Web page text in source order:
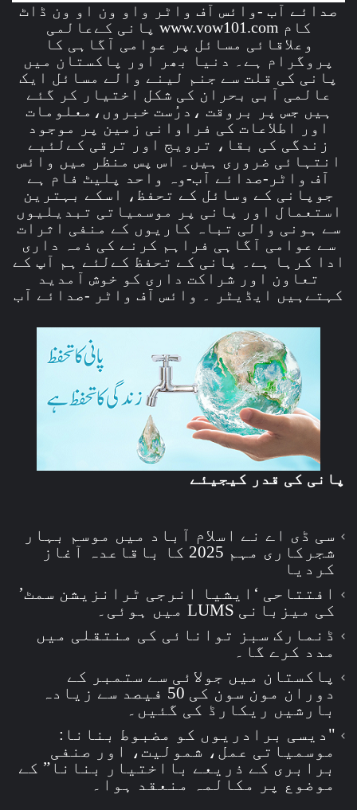
صدائے آب -وائس آف واٹر واو ون او ون ڈاٹ
کام www.vow101.com پانی کےعالمی
وعلاقائی مسائل پر عوامی آگاہی کا
پروگرام ہے۔ دنیا بھر اور پاکستان میں
پانی کی قلت سے جنم لینے والے مسائل ایک
عالمی آبی بحران کی شکل اختیار کر گئے
ہیں جس پر بروقت ،درُست خبروں،معلومات
اور اطلاعات کی فراوانی زمین پر موجود
زندگی کی بقا، ترویج اور ترقی کےلئیے
انتہائی ضروری ہیں۔ اس پس منظر میں وائس
آف واٹر-صدائے آب-وہ واحد پلیٹ فام ہے
جوپانی کے وسائل کے تحفظ، اسکے بہترین
استعمال اور پانی پر موسمیاتی تبدیلیوں
سے ہونی والی تباہ کاریوں کے منفی اثرات
سے عوامی آگاہی فراہم کرنے کی ذمہ داری
ادا کرہا ہے۔ پانی کے تحفظ کےلئے ہم آپ کے
تعاون اور شراکت داری کو خوش آمدید
کہتےہیں ایڈیٹر ۔ وائس آف واٹر -صدائے آب
پانی کی قدر کیجیئے
سی ڈی اے نے اسلام آباد میں موسم بہار
شجرکاری مہم 2025 کا باقاعدہ آغاز
کردیا
افتتاحی ‘ایشیا انرجی ٹرانزیشن سمٹ’
کی میزبانی LUMS میں ہوئی۔
ڈنمارک سبز توانائی کی منتقلی میں
مدد کرے گا۔
پاکستان میں جولائی سے ستمبر کے
دوران مون سون کی 50 فیصد سے زیادہ
بارشیں ریکارڈ کی گئیں۔
"دیسی برادریوں کو مضبوط بنانا:
موسمیاتی عمل، شمولیت، اور صنفی
برابری کے ذریعے بااختیار بنانا” کے
موضوع پر مکالمہ منعقد ہوا۔